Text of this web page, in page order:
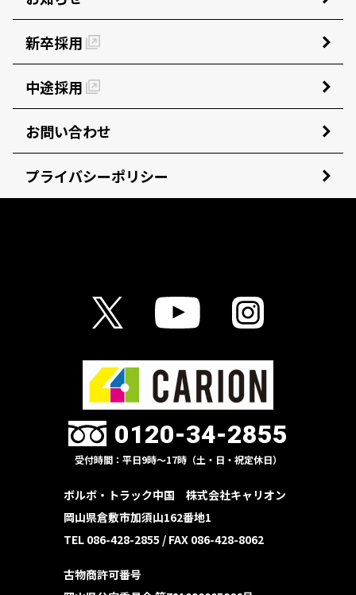
新卒採用
中途採用
お問い合わせ
プライバシーポリシー
0120-34-2855
受付時間：平日9時〜17時（土・日・祝定休日）
ボルボ・トラック中国 株式会社キャリオン
岡山県倉敷市加須山162番地1
TEL 086-428-2855 / FAX 086-428-8062
古物商許可番号